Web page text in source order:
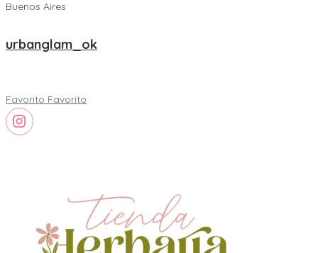
Buenos Aires
urbanglam_ok
Favorito Favorito